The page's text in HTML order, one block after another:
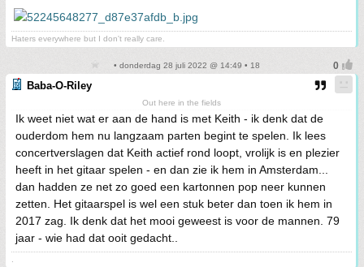
Haters everywhere but I don't really care.
• donderdag 28 juli 2022 @ 14:49 • 18
Baba-O-Riley
Out here in the fields
Ik weet niet wat er aan de hand is met Keith - ik denk dat de
ouderdom hem nu langzaam parten begint te spelen. Ik lees
concertverslagen dat Keith actief rond loopt, vrolijk is en plezier
heeft in het gitaar spelen - en dan zie ik hem in Amsterdam...
dan hadden ze net zo goed een kartonnen pop neer kunnen
zetten. Het gitaarspel is wel een stuk beter dan toen ik hem in
2017 zag. Ik denk dat het mooi geweest is voor de mannen. 79
jaar - wie had dat ooit gedacht..